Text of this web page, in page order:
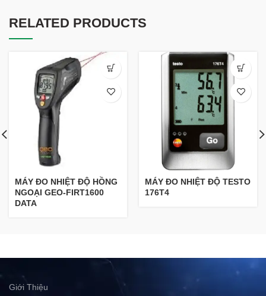
RELATED PRODUCTS
MÁY ĐO NHIỆT ĐỘ HỒNG
NGOẠI GEO-FIRT1600
DATA
MÁY ĐO NHIỆT ĐỘ TESTO
176T4
Giới Thiệu